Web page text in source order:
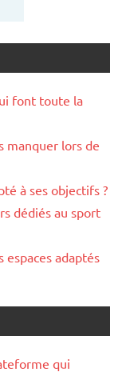
font toute la
manquer lors de
à ses objectifs ?
dédiés au sport
adaptés
qui